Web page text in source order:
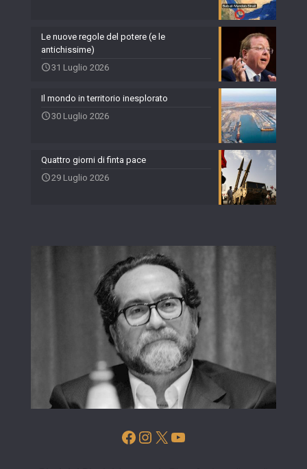
Le nuove regole del potere (e le
antichissime)
31 Luglio 2026
Il mondo in territorio inesplorato
30 Luglio 2026
Quattro giorni di finta pace
29 Luglio 2026
Facebook
Instagram
X YouTube